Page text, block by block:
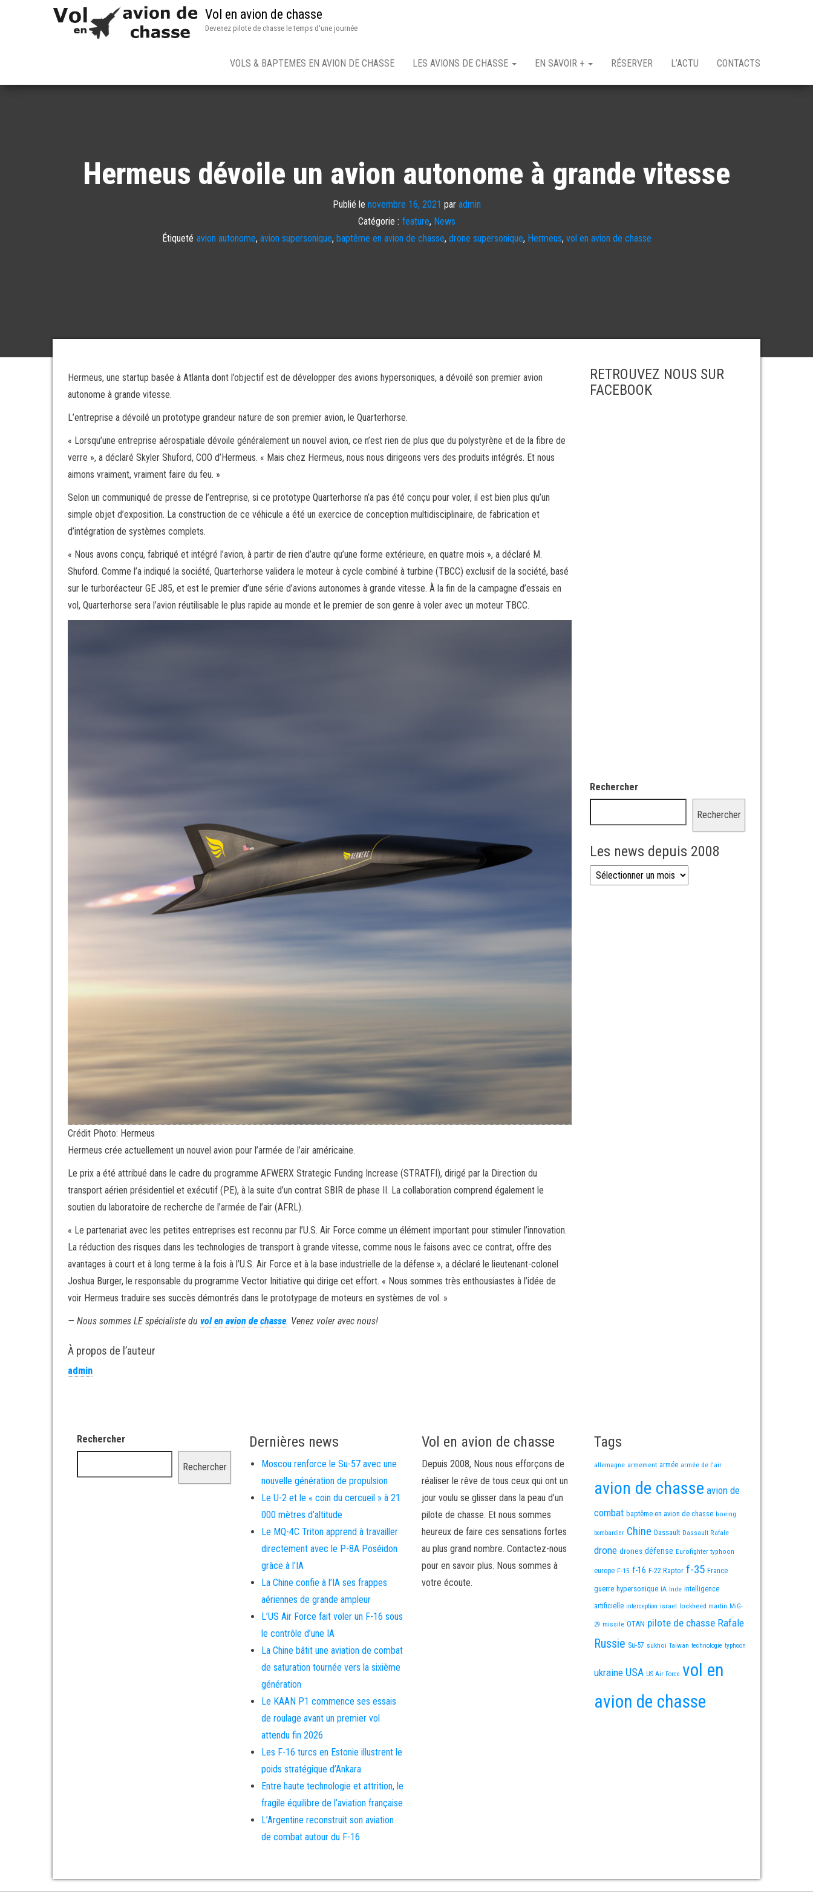
Vol en avion de chasse
Devenez pilote de chasse le temps d'une journée
VOLS & BAPTEMES EN AVION DE CHASSE LES AVIONS DE CHASSE EN SAVOIR + RÉSERVER L’ACTU CONTACTS
Hermeus dévoile un avion autonome à grande vitesse
Publié le novembre 16, 2021 par admin
Catégorie : feature, News
Étiqueté avion autonome, avion supersonique, baptême en avion de chasse, drone supersonique, Hermeus, vol en avion de chasse
Hermeus, une startup basée à Atlanta dont l’objectif est de développer des avions hypersoniques, a dévoilé son premier avion
autonome à grande vitesse.
L’entreprise a dévoilé un prototype grandeur nature de son premier avion, le Quarterhorse.
« Lorsqu’une entreprise aérospatiale dévoile généralement un nouvel avion, ce n’est rien de plus que du polystyrène et de la fibre de
verre », a déclaré Skyler Shuford, COO d’Hermeus. « Mais chez Hermeus, nous nous dirigeons vers des produits intégrés. Et nous
aimons vraiment, vraiment faire du feu. »
Selon un communiqué de presse de l’entreprise, si ce prototype Quarterhorse n’a pas été conçu pour voler, il est bien plus qu’un
simple objet d’exposition. La construction de ce véhicule a été un exercice de conception multidisciplinaire, de fabrication et
d’intégration de systèmes complets.
« Nous avons conçu, fabriqué et intégré l’avion, à partir de rien d’autre qu’une forme extérieure, en quatre mois », a déclaré M.
Shuford. Comme l’a indiqué la société, Quarterhorse validera le moteur à cycle combiné à turbine (TBCC) exclusif de la société, basé
sur le turboréacteur GE J85, et est le premier d’une série d’avions autonomes à grande vitesse. À la fin de la campagne d’essais en
vol, Quarterhorse sera l’avion réutilisable le plus rapide au monde et le premier de son genre à voler avec un moteur TBCC.
Crédit Photo: Hermeus
Hermeus crée actuellement un nouvel avion pour l’armée de l’air américaine.
Le prix a été attribué dans le cadre du programme AFWERX Strategic Funding Increase (STRATFI), dirigé par la Direction du
transport aérien présidentiel et exécutif (PE), à la suite d’un contrat SBIR de phase II. La collaboration comprend également le
soutien du laboratoire de recherche de l’armée de l’air (AFRL).
« Le partenariat avec les petites entreprises est reconnu par l’U.S. Air Force comme un élément important pour stimuler l’innovation.
La réduction des risques dans les technologies de transport à grande vitesse, comme nous le faisons avec ce contrat, offre des
avantages à court et à long terme à la fois à l’U.S. Air Force et à la base industrielle de la défense », a déclaré le lieutenant-colonel
Joshua Burger, le responsable du programme Vector Initiative qui dirige cet effort. « Nous sommes très enthousiastes à l’idée de
voir Hermeus traduire ses succès démontrés dans le prototypage de moteurs en systèmes de vol. »
— Nous sommes LE spécialiste du vol en avion de chasse. Venez voler avec nous!
À propos de l’auteur
admin
RETROUVEZ NOUS SUR
FACEBOOK
Rechercher
Rechercher
Les news depuis 2008
Les news depuis 2008
Rechercher
Rechercher
Dernières news
Moscou renforce le Su-57 avec une
nouvelle génération de propulsion
Le U-2 et le « coin du cercueil » à 21
000 mètres d’altitude
Le MQ-4C Triton apprend à travailler
directement avec le P-8A Poséidon
grâce à l’IA
La Chine confie à l’IA ses frappes
aériennes de grande ampleur
L’US Air Force fait voler un F-16 sous
le contrôle d’une IA
La Chine bâtit une aviation de combat
de saturation tournée vers la sixième
génération
Le KAAN P1 commence ses essais
de roulage avant un premier vol
attendu fin 2026
Les F-16 turcs en Estonie illustrent le
poids stratégique d’Ankara
Entre haute technologie et attrition, le
fragile équilibre de l’aviation française
L’Argentine reconstruit son aviation
de combat autour du F-16
Vol en avion de chasse
Depuis 2008, Nous nous efforçons de
réaliser le rêve de tous ceux qui ont un
jour voulu se glisser dans la peau d’un
pilote de chasse. Et nous sommes
heureux de faire ces sensations fortes
au plus grand nombre. Contactez-nous
pour en savoir plus. Nous sommes à
votre écoute.
Tags
allemagne armement armée armée de l'air
avion de chasse avion de
combat baptême en avion de chasse boeing
bombardier Chine Dassault Dassault Rafale
drone drones défense Eurofighter typhoon
europe F-15 f-16 F-22 Raptor f-35 France
guerre hypersonique IA Inde intelligence
artificielle interception israel lockheed martin MiG-
29 missile OTAN pilote de chasse Rafale
Russie Su-57 sukhoi Taiwan technologie typhoon
ukraine USA US Air Force vol en
avion de chasse